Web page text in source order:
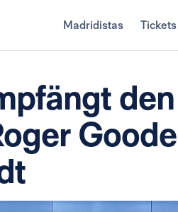
Madridistas Tickets